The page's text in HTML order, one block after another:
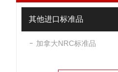
其他进口标准品
加拿大NRC标准品